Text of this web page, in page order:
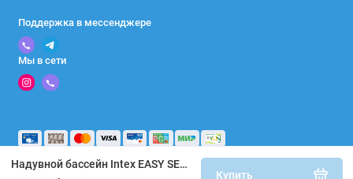
Надувной бассейн Intex EASY SET 28118NP (305x61 с фильтром и насосом)
Купить
Поддержка в мессенджере
Мы в сети